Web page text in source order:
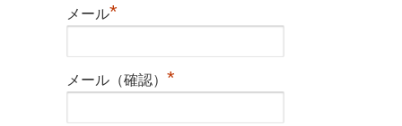
メール*
メール（確認） *